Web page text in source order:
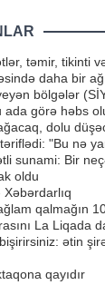
təmir, tikinti
daha bir
bölgələr
ada görə həbs
dolu
"Bu nə
sunami: Bir
oldu
qalmağın
La Liqada
ətin
qayıdır